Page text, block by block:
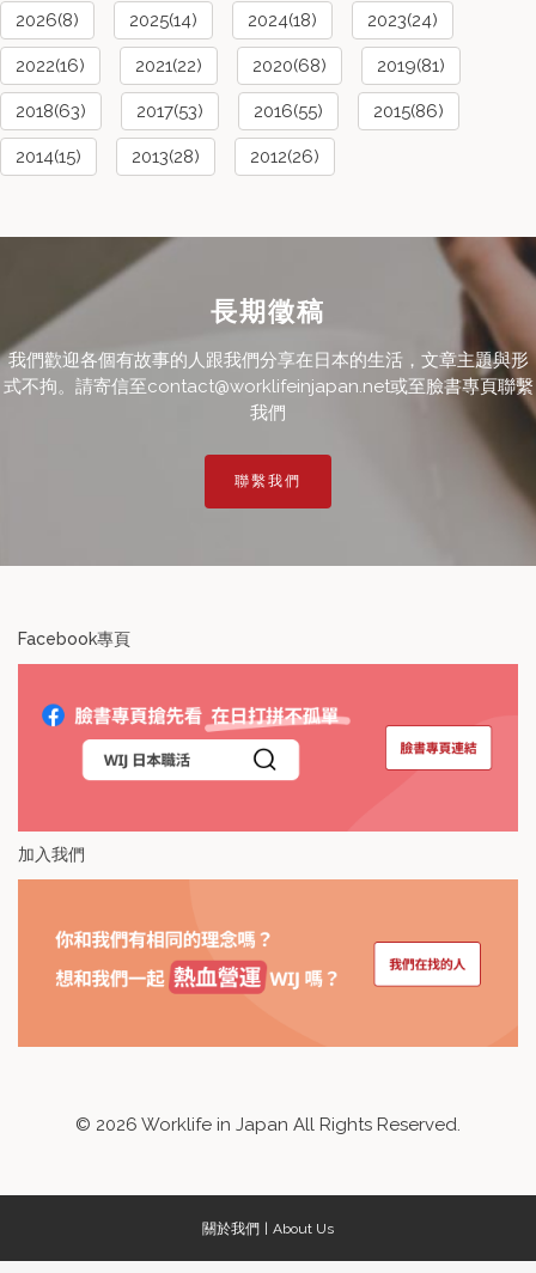
2026(8) 2025(14) 2024(18) 2023(24)
2022(16) 2021(22) 2020(68) 2019(81)
2018(63) 2017(53) 2016(55) 2015(86)
2014(15) 2013(28) 2012(26)
長期徵稿
我們歡迎各個有故事的人跟我們分享在日本的生活，文章主題與形
式不拘。請寄信至contact@worklifeinjapan.net或至臉書專頁聯繫
我們
聯繫我們
Facebook專頁
加入我們
© 2026 Worklife in Japan All Rights Reserved.
關於我們 About Us